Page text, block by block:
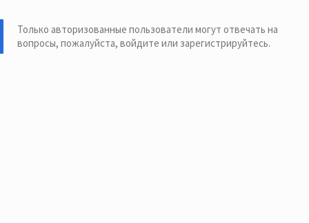
Только авторизованные пользователи могут отвечать на
вопросы, пожалуйста, войдите или зарегистрируйтесь.